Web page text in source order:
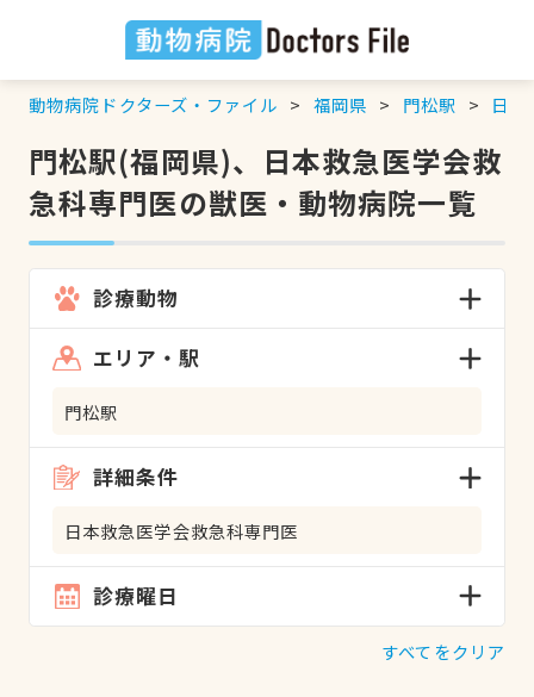
動物病院ドクターズ・ファイル 福岡県 門松駅 日本
門松駅(福岡県)、日本救急医学会救
急科専門医の獣医・動物病院一覧
診療動物
エリア・駅
門松駅
詳細条件
日本救急医学会救急科専門医
診療曜日
すべてをクリア